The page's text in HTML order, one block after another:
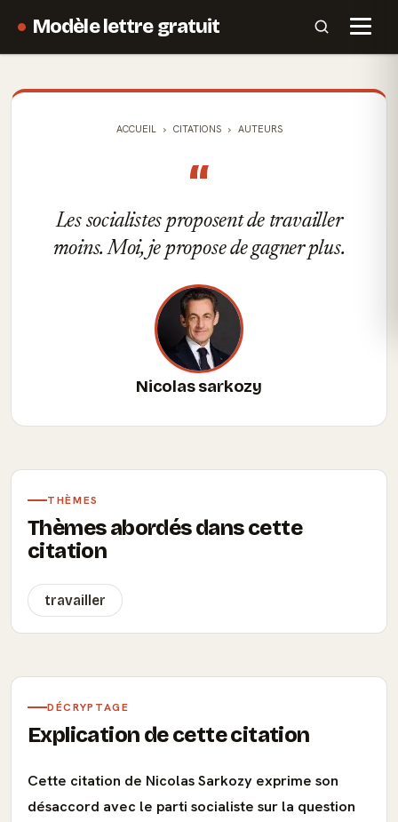
Modèle lettre gratuit
ACCUEIL CITATIONS AUTEURS
“
Les socialistes proposent de travailler
moins. Moi, je propose de gagner plus.
Nicolas sarkozy
THÈMES
Thèmes abordés dans cette
citation
travailler
DÉCRYPTAGE
Explication de cette citation
Cette citation de Nicolas Sarkozy exprime son
désaccord avec le parti socialiste sur la question